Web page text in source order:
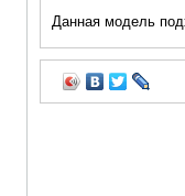
Данная модель